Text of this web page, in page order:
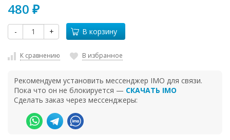
480 ₽
- + В корзину
К сравнению В избранное
Рекомендуем установить мессенджер IMO для связи.
Пока что он не блокируется — СКАЧАТЬ IMO
Сделать заказ через мессенджеры: